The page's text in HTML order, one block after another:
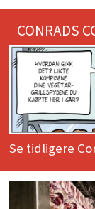
CONRADS
Se tidligere